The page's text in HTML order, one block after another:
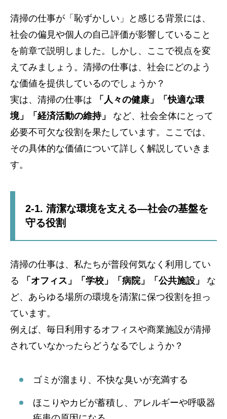
清掃の仕事が「恥ずかしい」と感じる背景には、
社会の偏見や個人の自己評価が影響していること
を前章で説明しました。しかし、ここで視点を変
えてみましょう。清掃の仕事は、社会にどのよう
な価値を提供しているのでしょうか？
実は、清掃の仕事は
「人々の健康」「快適な環
境」「経済活動の維持」
など、社会全体にとって
必要不可欠な役割を果たしています。ここでは、
その具体的な価値について詳しく解説していきま
す。
2-1. 清潔な環境を支える—社会の基盤を
守る役割
清掃の仕事は、私たちが普段何気なく利用してい
る
「オフィス」「学校」「病院」「公共施設」
な
ど、あらゆる場所の環境を清潔に保つ役割を担っ
ています。
例えば、毎日利用するオフィスや商業施設が清掃
されていなかったらどうなるでしょうか？
ゴミが溜まり、不快な臭いが充満する
ほこりやカビが蓄積し、アレルギーや呼吸器